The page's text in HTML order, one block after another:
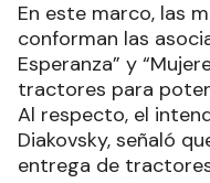
En este marco, las
conforman las
Esperanza” y
tractores para
Al respecto, el
Diakovsky, señaló
entrega de